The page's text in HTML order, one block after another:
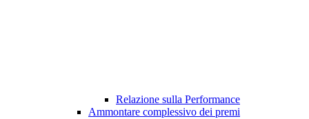
Relazione sulla Performance
Ammontare complessivo dei premi